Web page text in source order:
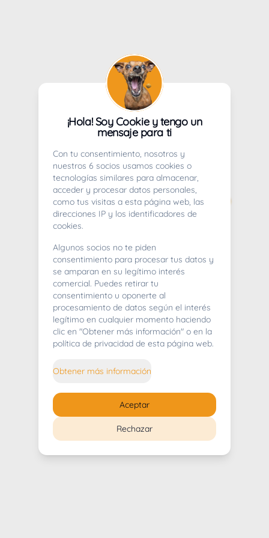
404
Whoops! Lo sentimos mucho.
¡Hola! Soy Cookie y tengo un
mensaje para ti
Con tu consentimiento, nosotros y
nuestros 6 socios usamos cookies o
tecnologías similares para almacenar,
acceder y procesar datos personales,
como tus visitas a esta página web, las
direcciones IP y los identificadores de
cookies.
Algunos socios no te piden
consentimiento para procesar tus datos y
se amparan en su legítimo interés
comercial. Puedes retirar tu
consentimiento u oponerte al
procesamiento de datos según el interés
legítimo en cualquier momento haciendo
clic en "Obtener más información" o en la
política de privacidad de esta página web.
Obtener más información
Rechazar
Aceptar